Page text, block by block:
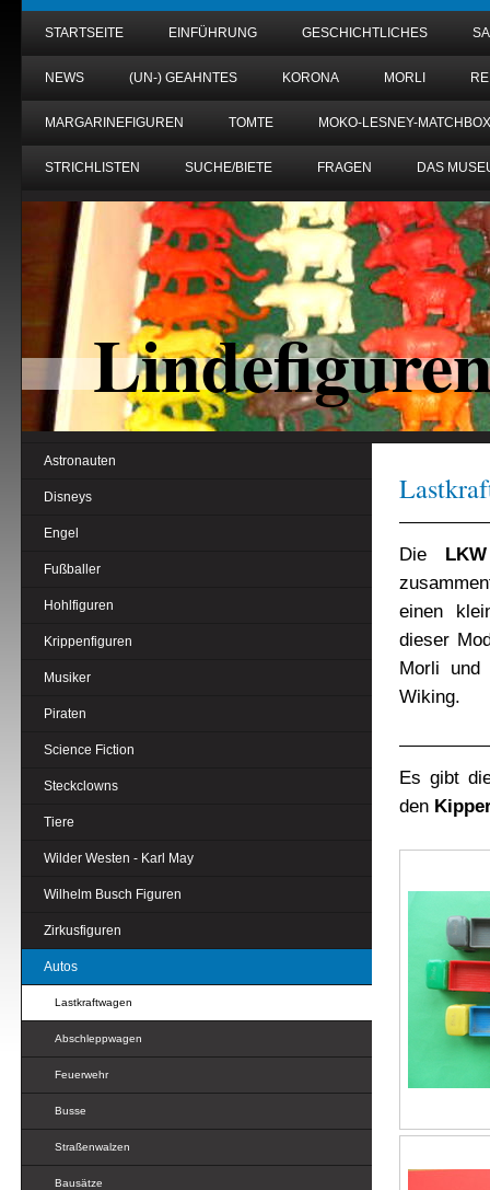
STARTSEITE EINFÜHRUNG GESCHICHTLICHES
NEWS (UN-) GEAHNTES KORONA MORLI
MARGARINEFIGUREN TOMTE MOKO-LESNEY-MATCHBOX
STRICHLISTEN SUCHE/BIETE FRAGEN DAS
Astronauten
Disneys
Engel
Fußballer
Hohlfiguren
Krippenfiguren
Musiker
Piraten
Science Fiction
Steckclowns
Tiere
Wilder Westen - Karl May
Wilhelm Busch Figuren
Zirkusfiguren
Autos
Lastkraftwagen
Abschleppwagen
Feuerwehr
Busse
Straßenwalzen
Bausätze
Die LKW
einen
dieser
Morli und
Wiking.
Es gibt
den